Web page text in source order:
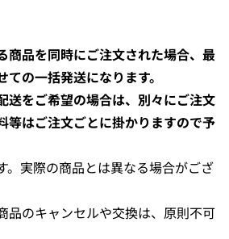
商品を同時にご注文された場合、最
の一括発送になります。
送をご希望の場合は、別々にご注文
等はご注文ごとに掛かりますので予
。実際の商品とは異なる場合がござ
品のキャンセルや交換は、原則不可